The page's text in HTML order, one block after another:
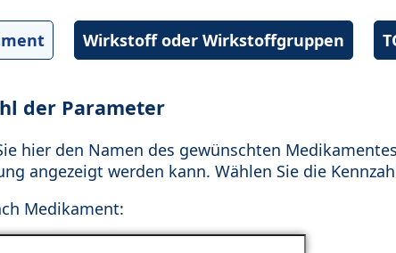
Wirkstoff oder Wirkstoffgruppen
der Parameter
hier den Namen des gewünschten
angezeigt werden kann. Wählen Sie die
Medikament: